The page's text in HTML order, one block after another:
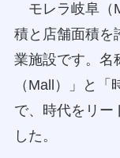
モレラ岐阜（
積と店舗面積を
業施設です。名
（Mall）」と
で、時代をリー
した。